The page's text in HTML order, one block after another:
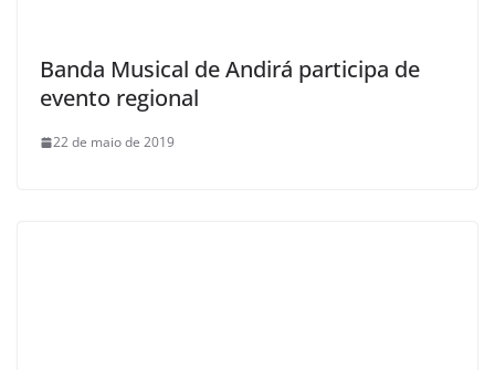
Banda Musical de Andirá participa de
evento regional
22 de maio de 2019